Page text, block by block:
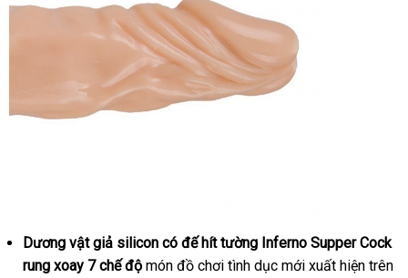
Dương vật giả silicon có đế hít tường Inferno Supper Cock
rung xoay 7 chế độ món đồ chơi tình dục mới xuất hiện trên